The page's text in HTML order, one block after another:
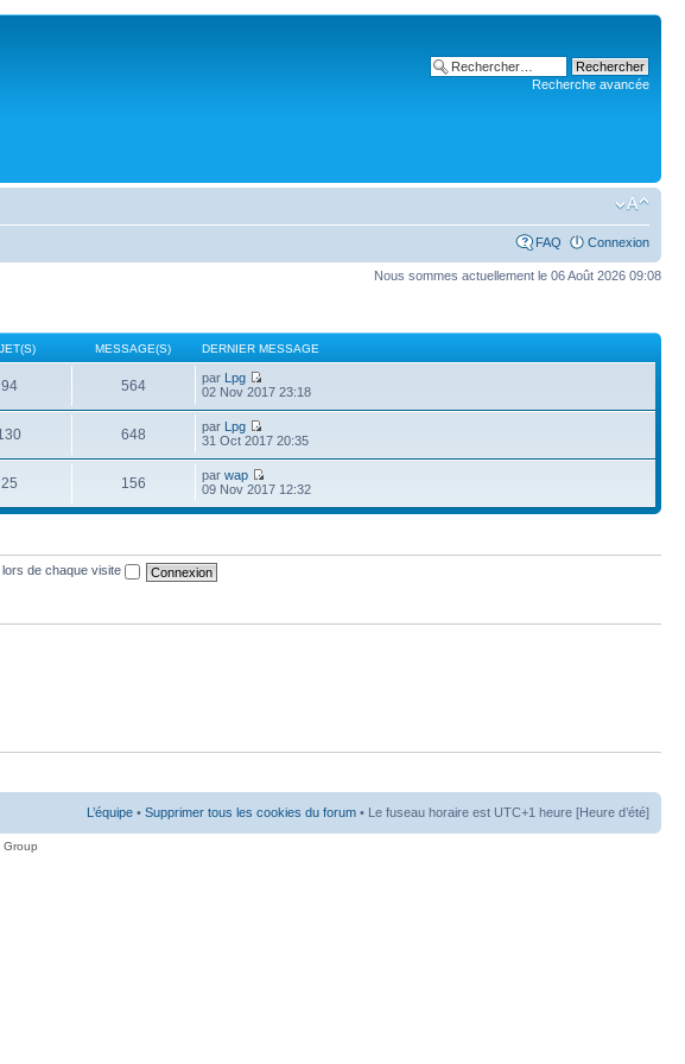
Recherche avancée
FAQ Connexion
Nous sommes actuellement le 06 Août 2026 09:08
MESSAGE(S) DERNIER MESSAGE
94 564 par Lpg
02 Nov 2017 23:18
648 par Lpg
31 Oct 2017 20:35
25 156 parwap
09 Nov 2017 12:32
lors de chaque visite
L’équipe • Supprimer tous les cookies du forum • Le fuseau horaire est UTC+1 heure [Heure d’été]